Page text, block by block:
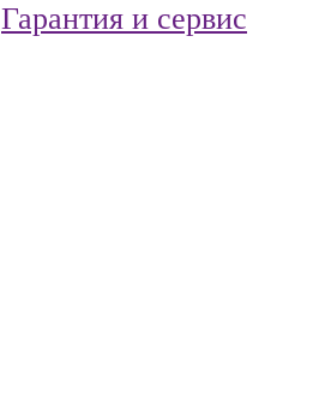
Гарантия и сервис